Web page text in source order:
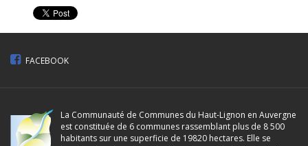
FACEBOOK
La Communauté de Communes du Haut-Lignon en Auvergne
est constituée de 6 communes rassemblant plus de 8 500
habitants sur une superficie de 19820 hectares. Elle se